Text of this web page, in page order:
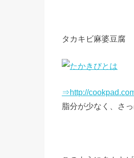
タカキビ麻婆豆腐
⇒http://
脂分が少なく、さ